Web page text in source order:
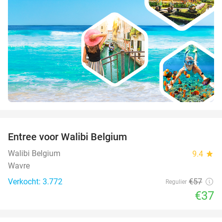
Entree voor Walibi Belgium
Walibi Belgium 9.4 star
Wavre
Verkocht: 3.772
Regulier €57
€37